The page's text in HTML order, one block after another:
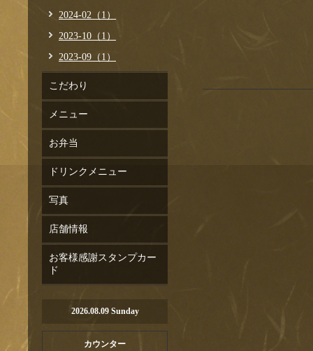
2024-02（1）
2023-10（1）
2023-09（1）
こだわり
メニュー
お弁当
ドリンクメニュー
写真
店舗情報
お客様感謝スタンプカー
ド
2026.08.09 Sunday
カウンター